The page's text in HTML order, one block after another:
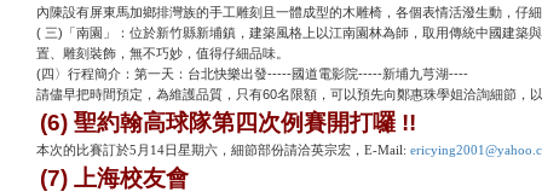
內陳設有屏東馬加鄉排灣族的手工雕刻且一體成型的木雕椅，各個表情活潑生動，仔
( 三) 「南園」：位於新竹縣新埔鎮，建築風格上以江南園林為師，取用傳統中國建
置、雕刻裝飾，無不巧妙，值得仔細品味。
(四〉行程簡介：第一天：台北快樂出發-----國道電影院-----新埔九芎湖----
請儘早把時間預定，為維護品質，只有60名限額，可以預先向鄭惠珠學姐洽詢細節，
(6) 聖約翰高球隊第四次例賽開打囉 !!
本次的比賽訂於5月14日星期六，細節部份請洽英宗宏，E-Mail:
(7) 上海校友會